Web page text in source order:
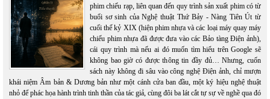
phim chiếu rạp, liên quan đến quy trình sản xuất phim có từ
buổi sơ sinh của Nghệ thuật Thứ Bảy - Nàng Tiên Út từ
cuối thế kỷ XIX (hiện phim nhựa và các loại máy quay máy
chiếu phim nhựa đã được đưa vào các Bảo tàng Điện ảnh),
cái quy trình mà nếu ai đó muốn tìm hiểu trên Google sẽ
không bao giờ có được thông tin đầy đủ… Nhưng, cuốn
sách này không đi sâu vào công nghệ Điện ảnh, chỉ mượn
khái niệm Âm bản & Dương bản như một cánh cửa ban đầu, một ký hiệu nghệ thuật
nhỏ để phác họa hành trình tinh thần của tác giả, cùng đôi ba lát cắt tự sự về nghề qua đó